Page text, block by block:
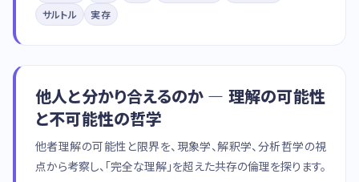
サルトル
実存
他人と分かり合えるのか — 理解の可能性
と不可能性の哲学
他者理解の可能性と限界を、現象学、解釈学、分析哲学の視
点から考察し、「完全な理解」を超えた共存の倫理を探ります。